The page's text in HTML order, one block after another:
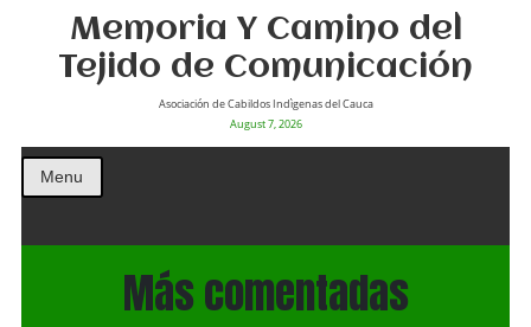
Memoria Y Camino del
Tejido de Comunicación
Asociación de Cabildos Indìgenas del Cauca
August 7, 2026
Menu
Más comentadas